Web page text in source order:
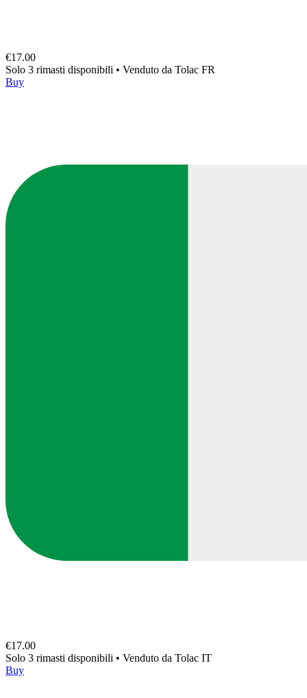
€17.00
Solo 3 rimasti disponibili • Venduto da Tolac FR
Buy
€17.00
Solo 3 rimasti disponibili • Venduto da Tolac IT
Buy